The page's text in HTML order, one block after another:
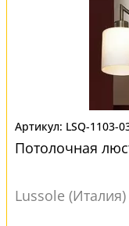
LSQ-1103-
Потолочная
Lussole (Италия)